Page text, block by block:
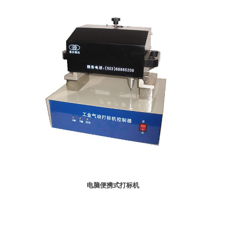
电脑便携式打标机